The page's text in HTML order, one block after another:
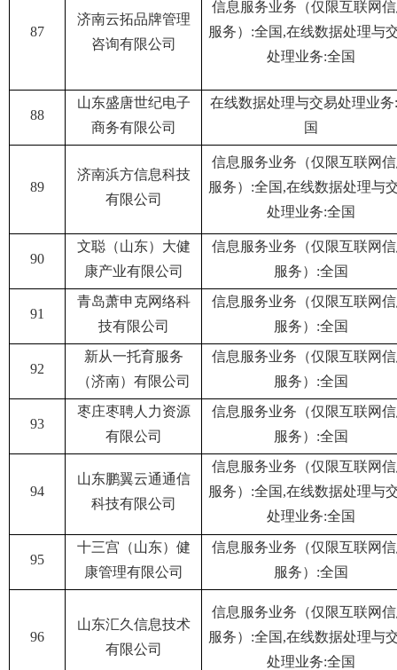
87
济南云拓品牌管理
咨询有限公司
信息服务业务（仅限互联网
服务）:全国,在线数据处理与
处理业务:全国
88
山东盛唐世纪电子
商务有限公司
在线数据处理与交易处理业务
国
89
济南浜方信息科技
有限公司
信息服务业务（仅限互联网
服务）:全国,在线数据处理与
处理业务:全国
90
文聪（山东）大健
康产业有限公司
信息服务业务（仅限互联网
服务）:全国
91
青岛萧申克网络科
技有限公司
信息服务业务（仅限互联网
服务）:全国
92
新从一托育服务
（济南）有限公司
信息服务业务（仅限互联网
服务）:全国
93
枣庄枣聘人力资源
有限公司
信息服务业务（仅限互联网
服务）:全国
94
山东鹏翼云通通信
科技有限公司
信息服务业务（仅限互联网
服务）:全国,在线数据处理与
处理业务:全国
95
十三宫（山东）健
康管理有限公司
信息服务业务（仅限互联网
服务）:全国
96
山东汇久信息技术
有限公司
信息服务业务（仅限互联网
服务）:全国,在线数据处理与
处理业务:全国